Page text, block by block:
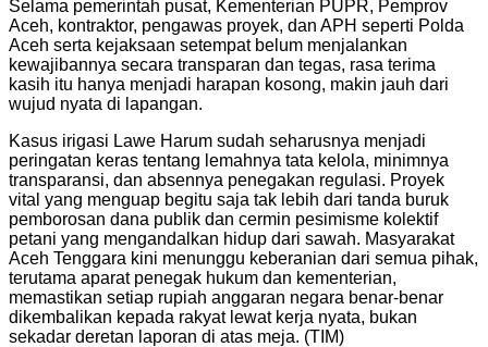
Selama pemerintah pusat, Kementerian PUPR, Pemprov
Aceh, kontraktor, pengawas proyek, dan APH seperti Polda
Aceh serta kejaksaan setempat belum menjalankan
kewajibannya secara transparan dan tegas, rasa terima
kasih itu hanya menjadi harapan kosong, makin jauh dari
wujud nyata di lapangan.
Kasus irigasi Lawe Harum sudah seharusnya menjadi
peringatan keras tentang lemahnya tata kelola, minimnya
transparansi, dan absennya penegakan regulasi. Proyek
vital yang menguap begitu saja tak lebih dari tanda buruk
pemborosan dana publik dan cermin pesimisme kolektif
petani yang mengandalkan hidup dari sawah. Masyarakat
Aceh Tenggara kini menunggu keberanian dari semua pihak,
terutama aparat penegak hukum dan kementerian,
memastikan setiap rupiah anggaran negara benar-benar
dikembalikan kepada rakyat lewat kerja nyata, bukan
sekadar deretan laporan di atas meja. (TIM)